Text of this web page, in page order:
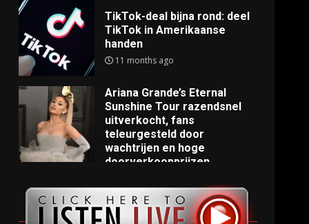
TikTok-deal bijna rond: deel
TikTok in Amerikaanse
handen
11 months ago
Ariana Grande’s Eternal
Sunshine Tour razendsnel
uitverkocht, fans
teleurgesteld door
wachtrijen en hoge
doorverkoopprijzen